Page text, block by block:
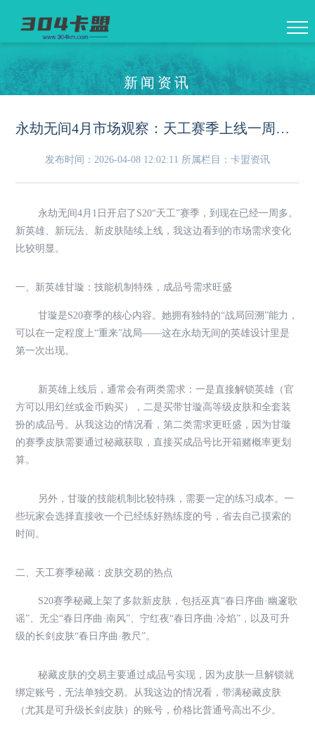
新闻资讯
永劫无间4月市场观察：天工赛季上线一周，甘璇带火成品号交易
发布时间：2026-04-08 12:02:11 所属栏目：卡盟资讯
永劫无间4月1日开启了S20“天工”赛季，到现在已经一周多。
新英雄、新玩法、新皮肤陆续上线，我这边看到的市场需求变化
比较明显。
一、新英雄甘璇：技能机制特殊，成品号需求旺盛
甘璇是S20赛季的核心内容。她拥有独特的“战局回溯”能力，
可以在一定程度上“重来”战局——这在永劫无间的英雄设计里是
第一次出现。
新英雄上线后，通常会有两类需求：一是直接解锁英雄（官
方可以用幻丝或金币购买），二是买带甘璇高等级皮肤和全套装
扮的成品号。从我这边的情况看，第二类需求更旺盛，因为甘璇
的赛季皮肤需要通过秘藏获取，直接买成品号比开箱赌概率更划
算。
另外，甘璇的技能机制比较特殊，需要一定的练习成本。一
些玩家会选择直接收一个已经练好熟练度的号，省去自己摸索的
时间。
二、天工赛季秘藏：皮肤交易的热点
S20赛季秘藏上架了多款新皮肤，包括巫真“春日序曲·幽邃歌
谣”、无尘“春日序曲·南风”、宁红夜“春日序曲·冷焰”，以及可升
级的长剑皮肤“春日序曲·教尺”。
秘藏皮肤的交易主要通过成品号实现，因为皮肤一旦解锁就
绑定账号，无法单独交易。从我这边的情况看，带满秘藏皮肤
（尤其是可升级长剑皮肤）的账号，价格比普通号高出不少。